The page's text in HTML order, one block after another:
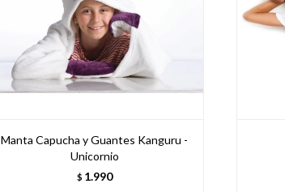
Manta Capucha y Guantes Kanguru -
Unicornio
$ 1.990